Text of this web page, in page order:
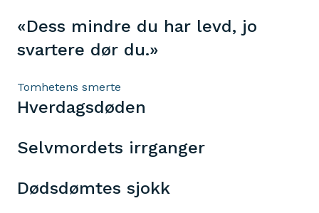
«Dess mindre du har levd, jo
svartere dør du.»
Tomhetens smerte
Hverdagsdøden
Selvmordets irrganger
Dødsdømtes sjokk